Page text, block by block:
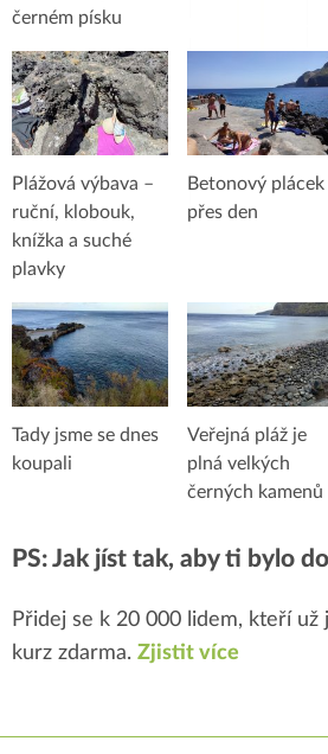
černém písku
Plážová výbava –
ruční, klobouk,
knížka a suché
plavky
Betonový plácek
přes den
Tady jsme se dnes
koupali
Veřejná pláž je
plná velkých
černých kamenů
PS: Jak jíst tak, aby ti bylo
Přidej se k 20 000 lidem, kteří už
kurz zdarma. Zjistit více